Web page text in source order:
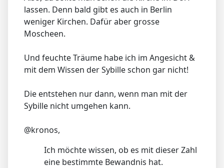
lassen. Denn bald gibt es auch in Berlin
weniger Kirchen. Dafür aber grosse
Moscheen.
Und feuchte Träume habe ich im Angesicht &
mit dem Wissen der Sybille schon gar nicht!
Die entstehen nur dann, wenn man mit der
Sybille nicht umgehen kann.
@kronos,
Ich möchte wissen, ob es mit dieser Zahl
eine bestimmte Bewandnis hat.